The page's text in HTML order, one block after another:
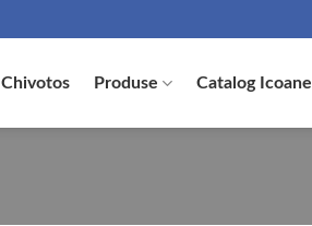
Chivotos Produse Catalog Icoane